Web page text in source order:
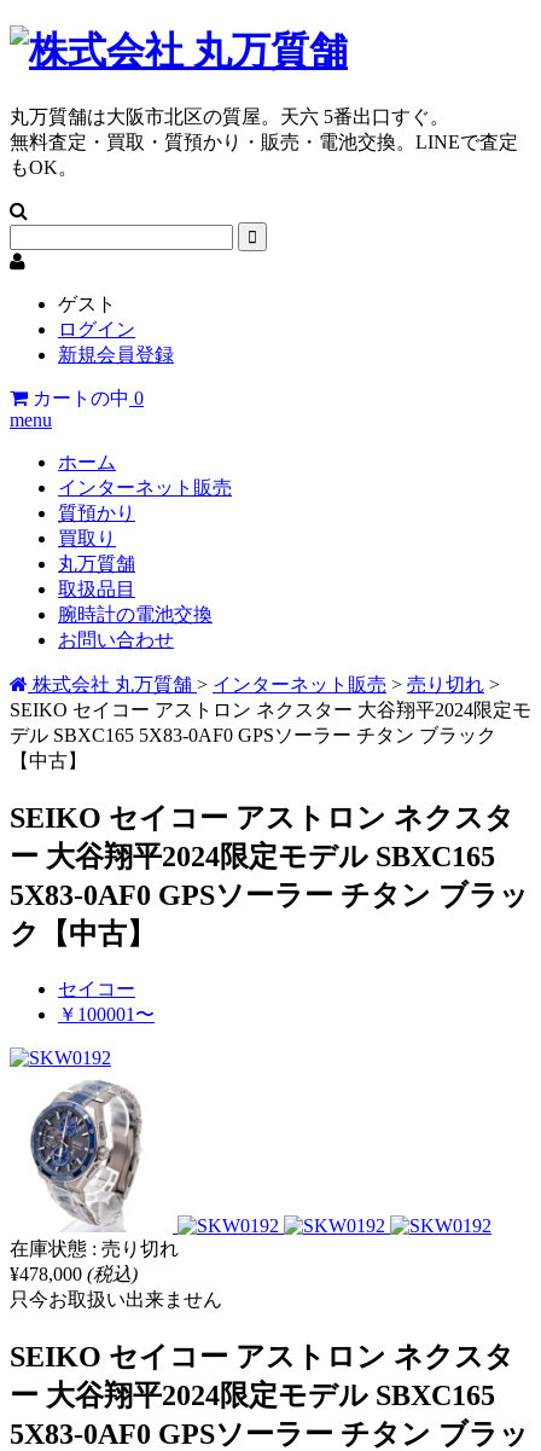
丸万質舗は大阪市北区の質屋。天六 5番出口すぐ。
無料査定・買取・質預かり・販売・電池交換。LINEで査定
もOK。
ゲスト
ログイン
新規会員登録
カートの中 0
menu
ホーム
インターネット販売
質預かり
買取り
丸万質舗
取扱品目
腕時計の電池交換
お問い合わせ
株式会社 丸万質舗 > インターネット販売 > 売り切れ >
SEIKO セイコー アストロン ネクスター 大谷翔平2024限定モ
デル SBXC165 5X83-0AF0 GPSソーラー チタン ブラック
【中古】
SEIKO セイコー アストロン ネクスタ
ー 大谷翔平2024限定モデル SBXC165
5X83-0AF0 GPSソーラー チタン ブラッ
ク【中古】
セイコー
￥100001〜
在庫状態 : 売り切れ
¥478,000 (税込)
只今お取扱い出来ません
SEIKO セイコー アストロン ネクスタ
ー 大谷翔平2024限定モデル SBXC165
5X83-0AF0 GPSソーラー チタン ブラッ